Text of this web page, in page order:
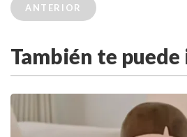
ANTERIOR
También te